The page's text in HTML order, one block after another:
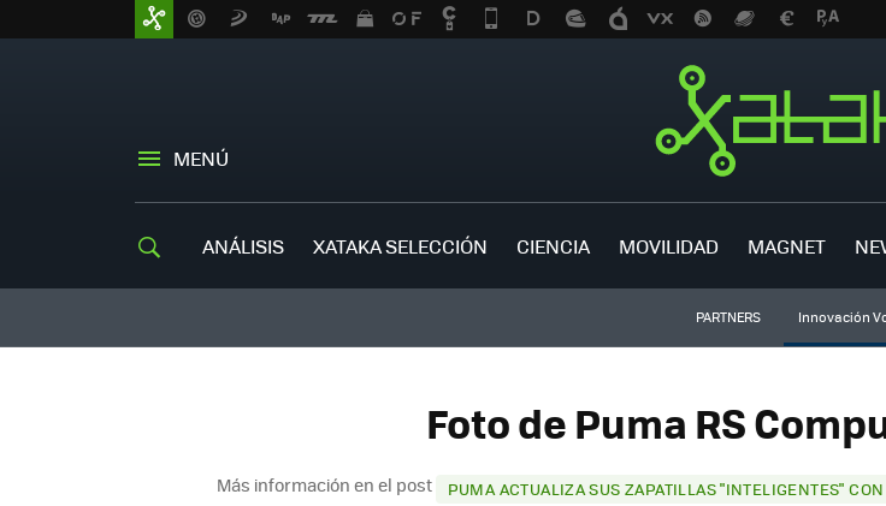
MENÚ
ANÁLISIS XATAKA SELECCIÓN CIENCIA MOVILIDAD MAGNET
PARTNERS Innovación
Foto de Puma RS
Más información en el post PUMA ACTUALIZA SUS ZAPATILLAS "INTELIGENTES"